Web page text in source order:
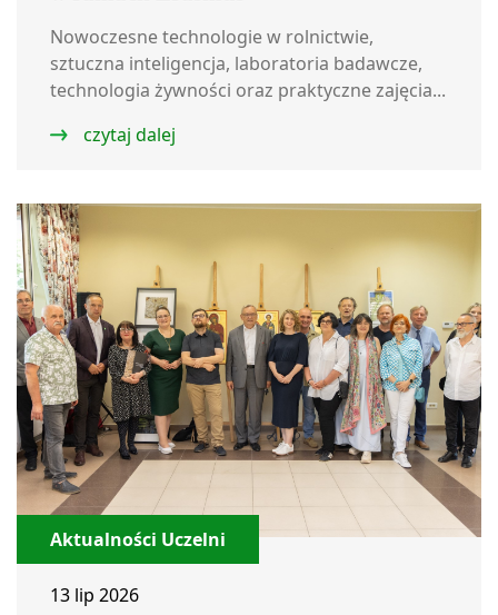
Nowoczesne technologie w rolnictwie,
sztuczna inteligencja, laboratoria badawcze,
technologia żywności oraz praktyczne zajęcia...
czytaj dalej
Aktualności Uczelni
13 lip 2026